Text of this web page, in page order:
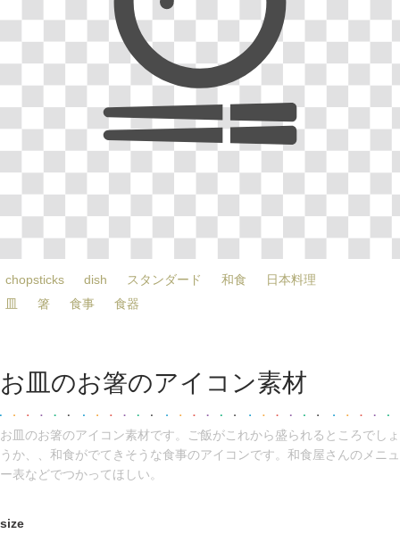
chopsticks dish スタンダード 和食
日本料理
皿
箸 食事 食器
お皿のお箸のアイコン素材
お皿のお箸のアイコン素材です。ご飯がこれから盛られるところでしょ
うか、、和食がでてきそうな食事のアイコンです。和食屋さんのメニュ
ー表などでつかってほしい。
size